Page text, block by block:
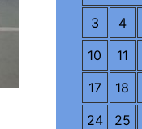
3
4
10
11
17
18
24
25